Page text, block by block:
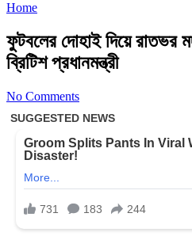
Home
ফুটবলের দোহাই দিয়ে রাতভর
ব্রিটিশ প্রধানমন্ত্রী
No Comments